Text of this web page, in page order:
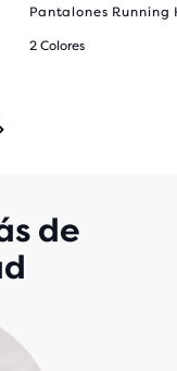
Pantalones Running
2 Colores
de